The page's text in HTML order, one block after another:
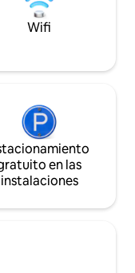
de ✔ alta gama lugar con mucho espacio
Wifi
en las
instalaciones